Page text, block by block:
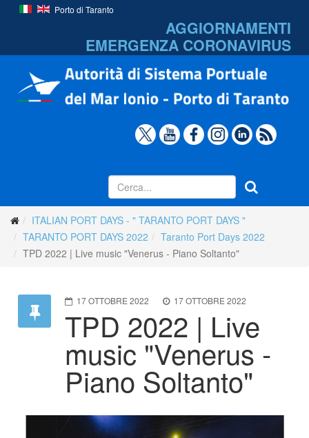
Porto di Taranto
AGGIORNAMENTI
EMERGENZA CORONAVIRUS
ITALIAN PORT DAYS - " TARANTO PORT DAYS "
TARANTO PORT DAYS 2022
Taranto Port Days 2022
TPD 2022 | Live music "Venerus - Piano Soltanto"
17 OTTOBRE 2022 17 OTTOBRE 2022
TPD 2022 | Live
music "Venerus -
Piano Soltanto"